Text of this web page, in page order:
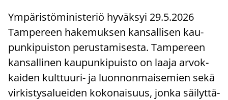
Ym­pä­ris­tö­mi­nis­te­riö hy­väk­syi 29.5.2026
Tam­pe­reen ha­ke­muk­sen kan­sal­li­sen kau­
pun­ki­puis­ton pe­rus­ta­mi­ses­ta. Tam­pe­reen
kan­sal­li­nen kau­pun­ki­puis­to on laaja ar­vok­
kai­den kulttuuri-​ ja luon­non­mai­se­mien sekä
vir­kis­ty­sa­luei­den ko­ko­nai­suus, jonka säi­lyt­tä­